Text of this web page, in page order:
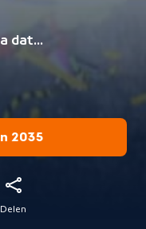
dat
2035
Delen